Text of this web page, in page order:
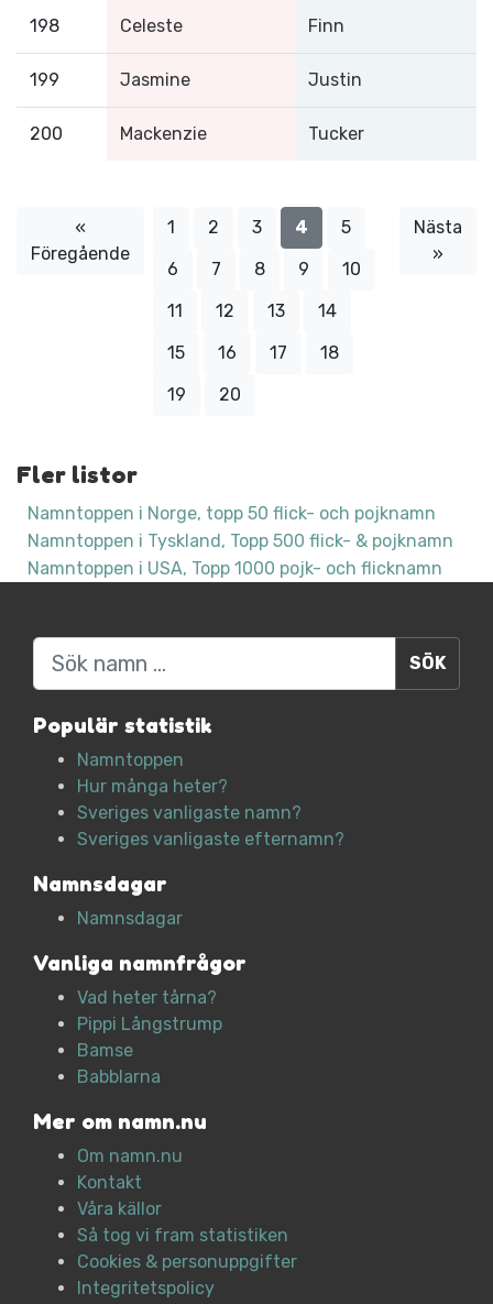
198 Celeste Finn
199 Jasmine Justin
200 Mackenzie Tucker
«
Föregående
1 2 3 4
5
6
7 8 9
10
11
12 13
14
15
16 17
18
19
20
Nästa
»
Fler listor
Namntoppen i Norge, topp 50 flick- och pojknamn
Namntoppen i Tyskland, Topp 500 flick- & pojknamn
Namntoppen i USA, Topp 1000 pojk- och flicknamn
Sök
Populär statistik
Namntoppen
Hur många heter?
Sveriges vanligaste namn?
Sveriges vanligaste efternamn?
Namnsdagar
Namnsdagar
Vanliga namnfrågor
Vad heter tårna?
Pippi Långstrump
Bamse
Babblarna
Mer om namn.nu
Om namn.nu
Kontakt
Våra källor
Så tog vi fram statistiken
Cookies & personuppgifter
Integritetspolicy